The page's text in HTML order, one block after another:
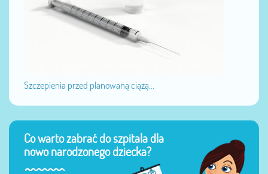
Szczepienia przed planowaną ciążą...
Co warto zabrać do szpitala dla
nowo narodzonego dziecka?